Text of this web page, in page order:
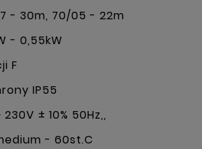
- 30m, 70/05 - 22m
- 0,55kW
F
IP55
230V ± 10% 50Hz,,
- 60st.C